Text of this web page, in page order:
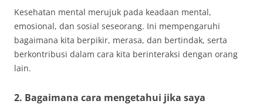
Kesehatan mental merujuk pada keadaan mental,
emosional, dan sosial seseorang. Ini mempengaruhi
bagaimana kita berpikir, merasa, dan bertindak, serta
berkontribusi dalam cara kita berinteraksi dengan orang
lain.
2. Bagaimana cara mengetahui jika saya